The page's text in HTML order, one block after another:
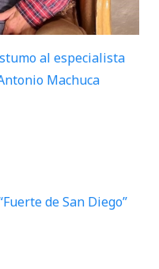
al especialista
Machuca
de San Diego”